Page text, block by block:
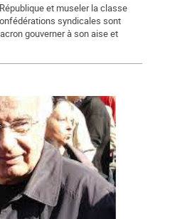
et museler la classe
syndicales sont
gouverner à son aise et